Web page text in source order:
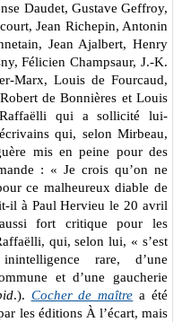
Daudet, Gustave Geffroy,
Jean Richepin, Antonin
Jean Ajalbert, Henry
Félicien Champsaur, J.-K.
Marx, Louis de Fourcaud,
de Bonnières et Louis
qui a sollicité lui-
qui, selon Mirbeau,
mis en peine pour des
: « Je crois qu’on ne
ce malheureux diable de
il à Paul Hervieu le 20 avril
fort critique pour les
qui, selon lui, « s’est
rare, d’une
et d’une gaucherie
.). Cocher de maître a été
les éditions À l’écart, mais